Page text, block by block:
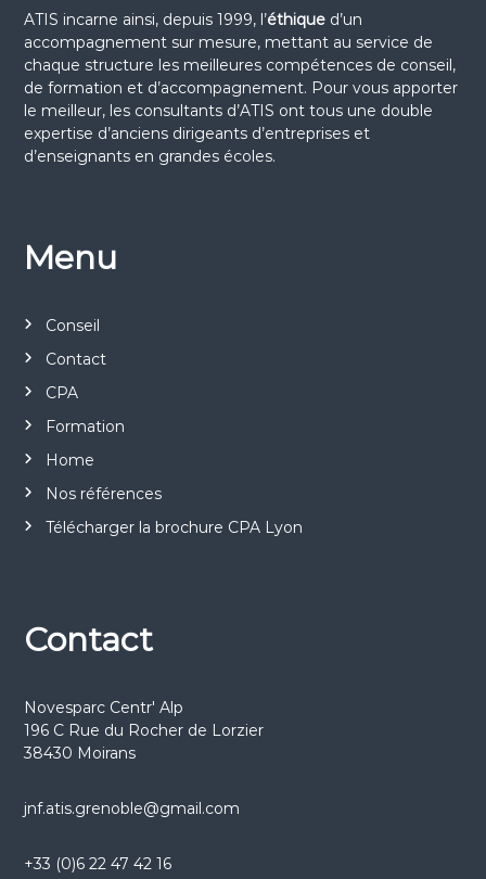
ATIS incarne ainsi, depuis 1999, l’éthiqued’un
accompagnement sur mesure, mettant au service de
chaque structure les meilleures compétences de conseil,
de formation et d’accompagnement. Pour vous apporter
le meilleur, les consultants d’ATIS ont tous une double
expertise d’anciens dirigeants d’entreprises et
d’enseignants en grandes écoles.
Menu
Conseil
Contact
CPA
Formation
Home
Nos références
Télécharger la brochure CPA Lyon
Contact
Novesparc Centr' Alp
196 C Rue du Rocher de Lorzier
38430 Moirans
jnf.atis.grenoble@gmail.com
+33 (0)6 22 47 42 16